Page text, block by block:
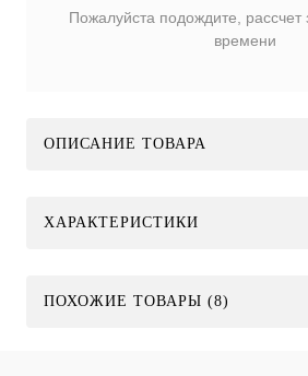
Пожалуйста подождите, рассчет
времени
ОПИСАНИЕ ТОВАРА
ХАРАКТЕРИСТИКИ
ПОХОЖИЕ ТОВАРЫ (8)